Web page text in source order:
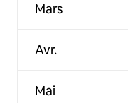
Mars
Avr.
Mai